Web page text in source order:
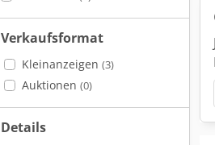
Verkaufsformat
Kleinanzeigen (3)
Auktionen (0)
Details